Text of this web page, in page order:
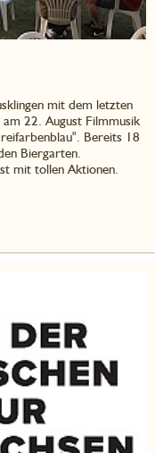
mit dem letzten
22. August Filmmusik
Bereits 18
Biergarten.
mit tollen Aktionen.